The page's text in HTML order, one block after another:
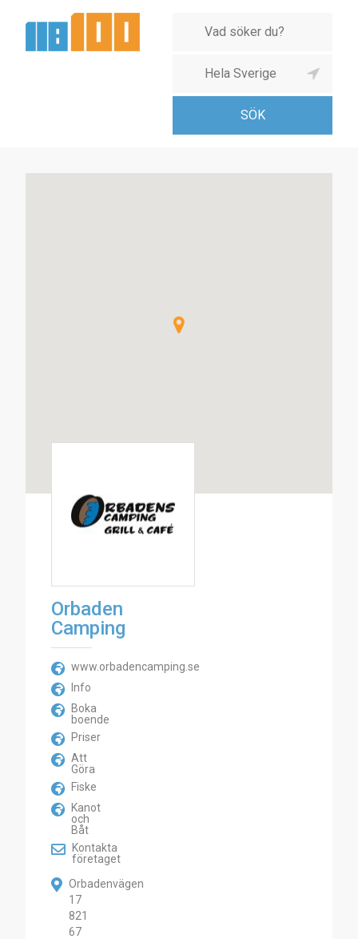
Orbaden
Camping
www.orbadencamping.se
Info
Boka
boende
Priser
Att
Göra
Fiske
Kanot
och
Båt
Kontakta
företaget
Orbadenvägen
17
821
67